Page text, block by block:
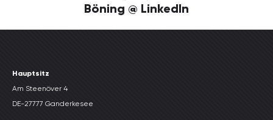
Böning @ LinkedIn
Hauptsitz
Am Steenöver 4
DE-27777 Ganderkesee